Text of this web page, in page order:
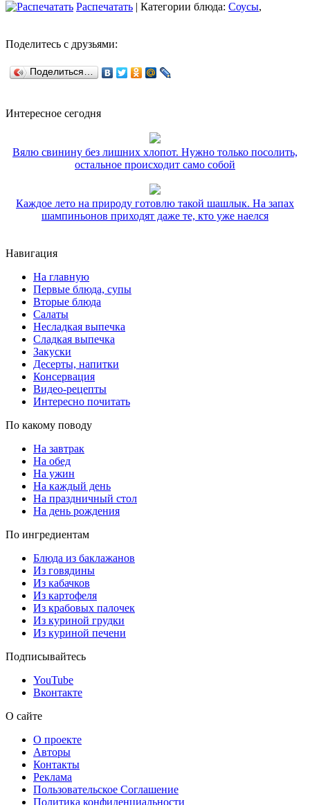
Распечатать | Категории блюда: Соусы,
Поделитесь с друзьями:
Поделиться…
Интересное сегодня
Вялю свинину без лишних хлопот. Нужно только посолить,
остальное происходит само собой
Каждое лето на природу готовлю такой шашлык. На запах
шампиньонов приходят даже те, кто уже наелся
Навигация
На главную
Первые блюда, супы
Вторые блюда
Салаты
Несладкая выпечка
Сладкая выпечка
Закуски
Десерты, напитки
Консервация
Видео-рецепты
Интересно почитать
По какому поводу
На завтрак
На обед
На ужин
На каждый день
На праздничный стол
На день рождения
По ингредиентам
Блюда из баклажанов
Из говядины
Из кабачков
Из картофеля
Из крабовых палочек
Из куриной грудки
Из куриной печени
Подписывайтесь
YouTube
Вконтакте
О сайте
О проекте
Авторы
Контакты
Реклама
Пользовательское Соглашение
Политика конфиденциальности